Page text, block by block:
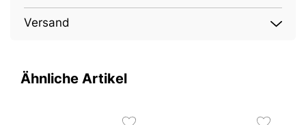
Versand
Ähnliche Artikel